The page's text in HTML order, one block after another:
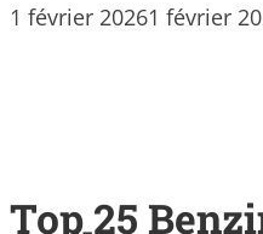
1 février 20261 février
Top 25